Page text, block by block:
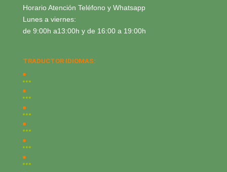
Horario Atención Teléfono y Whatsapp
Lunes a viernes:
de 9:00h a13:00h y de 16:00 a 19:00h
TRADUCTOR IDIOMAS: